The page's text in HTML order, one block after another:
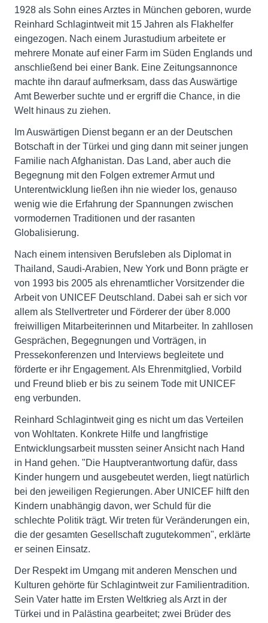
1928 als Sohn eines Arztes in München geboren, wurde
Reinhard Schlagintweit mit 15 Jahren als Flakhelfer
eingezogen. Nach einem Jurastudium arbeitete er
mehrere Monate auf einer Farm im Süden Englands und
anschließend bei einer Bank. Eine Zeitungsannonce
machte ihn darauf aufmerksam, dass das Auswärtige
Amt Bewerber suchte und er ergriff die Chance, in die
Welt hinaus zu ziehen.
Im Auswärtigen Dienst begann er an der Deutschen
Botschaft in der Türkei und ging dann mit seiner jungen
Familie nach Afghanistan. Das Land, aber auch die
Begegnung mit den Folgen extremer Armut und
Unterentwicklung ließen ihn nie wieder los, genauso
wenig wie die Erfahrung der Spannungen zwischen
vormodernen Traditionen und der rasanten
Globalisierung.
Nach einem intensiven Berufsleben als Diplomat in
Thailand, Saudi-Arabien, New York und Bonn prägte er
von 1993 bis 2005 als ehrenamtlicher Vorsitzender die
Arbeit von UNICEF Deutschland. Dabei sah er sich vor
allem als Stellvertreter und Förderer der über 8.000
freiwilligen Mitarbeiterinnen und Mitarbeiter. In zahllosen
Gesprächen, Begegnungen und Vorträgen, in
Pressekonferenzen und Interviews begleitete und
förderte er ihr Engagement. Als Ehrenmitglied, Vorbild
und Freund blieb er bis zu seinem Tode mit UNICEF
eng verbunden.
Reinhard Schlagintweit ging es nicht um das Verteilen
von Wohltaten. Konkrete Hilfe und langfristige
Entwicklungsarbeit mussten seiner Ansicht nach Hand
in Hand gehen. "Die Hauptverantwortung dafür, dass
Kinder hungern und ausgebeutet werden, liegt natürlich
bei den jeweiligen Regierungen. Aber UNICEF hilft den
Kindern unabhängig davon, wer Schuld für die
schlechte Politik trägt. Wir treten für Veränderungen ein,
die der gesamten Gesellschaft zugutekommen", erklärte
er seinen Einsatz.
Der Respekt im Umgang mit anderen Menschen und
Kulturen gehörte für Schlagintweit zur Familientradition.
Sein Vater hatte im Ersten Weltkrieg als Arzt in der
Türkei und in Palästina gearbeitet; zwei Brüder des